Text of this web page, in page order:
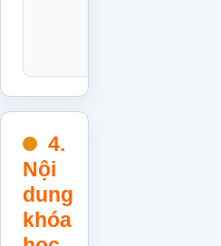
4.
Nội
dung
khóa